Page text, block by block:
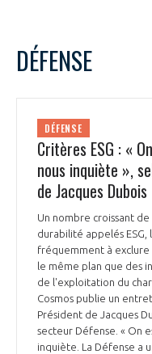
DÉFENSE
DÉFENSE
Critères ESG : «
nous inquiète »,
de Jacques Dubois
Un nombre croissant
durabilité appelés
fréquemment à
le même plan que des
de l'exploitation du
Cosmos publie un
Président de Jacques
secteur Défense. « On
inquiète. La Défense a